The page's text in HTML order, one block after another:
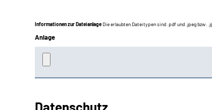
Informationen zur Dateianlage Die erlaubten Dateitypen sind .pdf und .jpeg bzw.
Anlage
Datenschutz